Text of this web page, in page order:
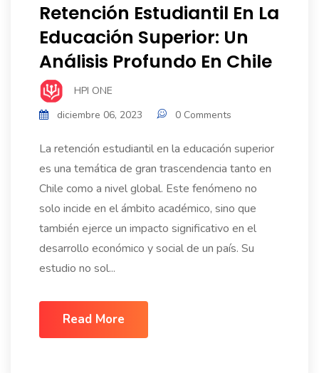
Retención Estudiantil En La
Educación Superior: Un
Análisis Profundo En Chile
HPI ONE
diciembre 06, 2023
0 Comments
La retención estudiantil en la educación superior
es una temática de gran trascendencia tanto en
Chile como a nivel global. Este fenómeno no
solo incide en el ámbito académico, sino que
también ejerce un impacto significativo en el
desarrollo económico y social de un país. Su
estudio no sol...
Read More